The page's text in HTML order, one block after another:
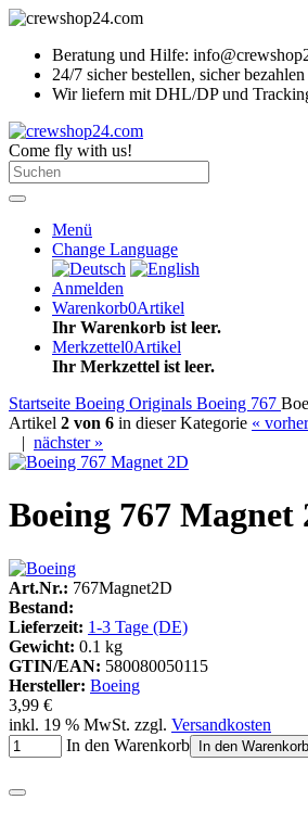
Beratung und Hilfe:
24/7 sicher bestellen, sicher bezahlen
Wir liefern mit DHL/DP und
Come fly with us!
Menü
Change Language
Anmelden
Warenkorb0Artikel
Ihr Warenkorb ist leer.
Merkzettel0Artikel
Ihr Merkzettel ist leer.
Startseite Boeing Originals Boeing 767
Artikel 2 von 6 in dieser Kategorie «
| nächster »
Boeing 767 Magnet
Art.Nr.: 767Magnet2D
Bestand:
Lieferzeit: 1-3 Tage (DE)
Gewicht: 0.1 kg
GTIN/EAN: 580080050115
Hersteller: Boeing
3,99 €
inkl. 19 % MwSt. zzgl. Versandkosten
In den Warenkorb
In den Warenkorb